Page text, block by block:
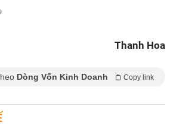
Thanh Hoa
Dòng Vốn Kinh Doanh Copy link